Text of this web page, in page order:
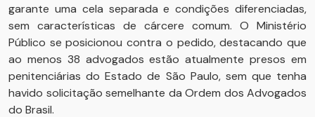
garante uma cela separada e condições diferenciadas,
sem características de cárcere comum. O Ministério
Público se posicionou contra o pedido, destacando que
ao menos 38 advogados estão atualmente presos em
penitenciárias do Estado de São Paulo, sem que tenha
havido solicitação semelhante da Ordem dos Advogados
do Brasil.